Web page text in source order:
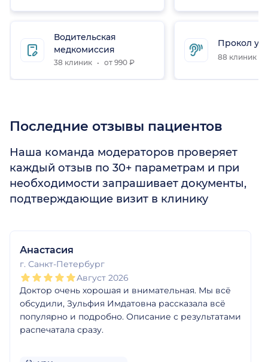
Водительская
медкомиссия
38 клиник от 990 ₽
Прокол
88 клиник
Последние отзывы пациентов
Наша команда модераторов проверяет
каждый отзыв по 30+ параметрам и при
необходимости запрашивает документы,
подтверждающие визит в клинику
Анастасия
г. Санкт-Петербург
Август 2026
Доктор очень хорошая и внимательная. Мы всё
обсудили, Зульфия Имдатовна рассказала всё
популярно и подробно. Описание с результатами
распечатала сразу.